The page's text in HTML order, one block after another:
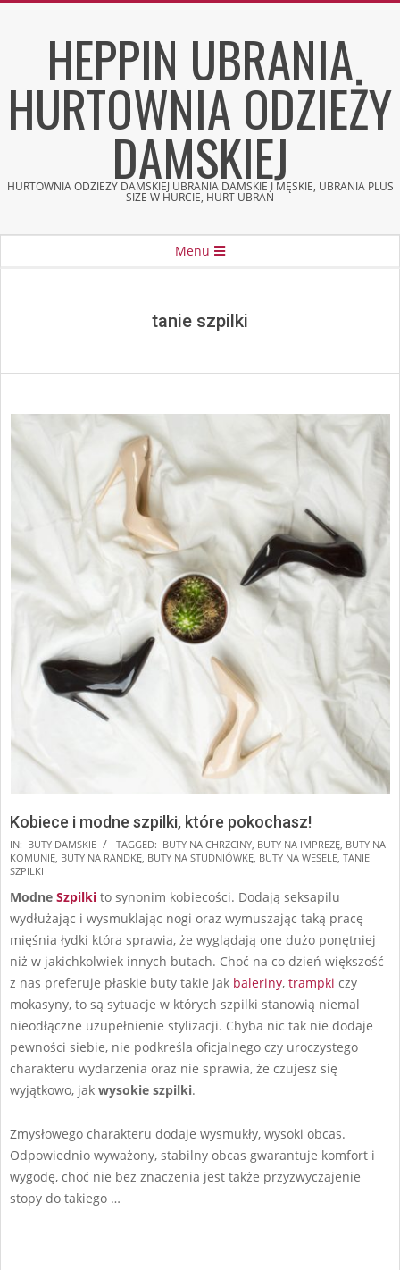
HEPPIN UBRANIA
HURTOWNIA ODZIEŻY
DAMSKIEJ
HURTOWNIA ODZIEŻY DAMSKIEJ UBRANIA DAMSKIE I MĘSKIE, UBRANIA PLUS
SIZE W HURCIE, HURT UBRAŃ
Menu
tanie szpilki
Kobiece i modne szpilki, które pokochasz!
2024-
09-
IN: BUTY DAMSKIE TAGGED: BUTY NA CHRZCINY, BUTY NA IMPREZĘ, BUTY NA
KOMUNIĘ, BUTY NA RANDKĘ, BUTY NA STUDNIÓWKĘ, BUTY NA WESELE, TANIE
SZPILKI
Modne Szpilki to synonim kobiecości. Dodają seksapilu
wydłużając i wysmuklając nogi oraz wymuszając taką pracę
mięśnia łydki która sprawia, że wyglądają one dużo ponętniej
niż w jakichkolwiek innych butach. Choć na co dzień większość
z nas preferuje płaskie buty takie jak baleriny, trampki czy
mokasyny, to są sytuacje w których szpilki stanowią niemal
nieodłączne uzupełnienie stylizacji. Chyba nic tak nie dodaje
pewności siebie, nie podkreśla oficjalnego czy uroczystego
charakteru wydarzenia oraz nie sprawia, że czujesz się
wyjątkowo, jak wysokie szpilki.
Zmysłowego charakteru dodaje wysmukły, wysoki obcas.
Odpowiednio wyważony, stabilny obcas gwarantuje komfort i
wygodę, choć nie bez znaczenia jest także przyzwyczajenie
stopy do takiego …